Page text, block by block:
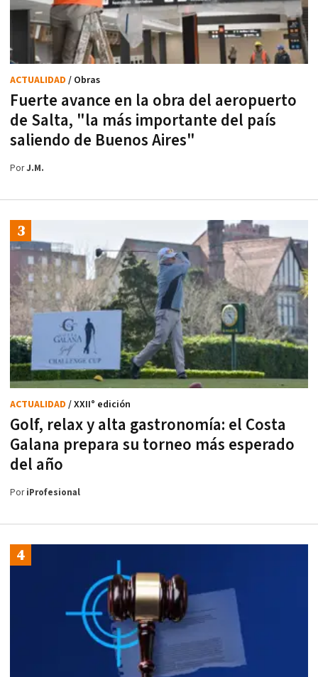
Fuerte avance en la obra del aeropuerto
de Salta, "la más importante del país
saliendo de Buenos Aires"
ACTUALIDAD / Obras
PorJ.M.
Golf, relax y alta gastronomía: el Costa
Galana prepara su torneo más esperado
del año
ACTUALIDAD / XXII° edición
PoriProfesional